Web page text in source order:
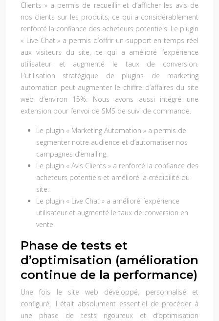
Clients » a permis de recueillir et d’afficher les avis de
nos clients sur les produits, ce qui a considérablement
renforcé la confiance des acheteurs potentiels. Le plugin
« Live Chat » a permis d’offrir un support en temps réel
aux visiteurs du site, ce qui a amélioré l’expérience
utilisateur et augmenté le taux de conversion.
L’utilisation stratégique de plugins de marketing
automation peut augmenter le chiffre d’affaires du site
web d’environ 15%. Nous avons aussi intégré une
extension pour l’envoi de SMS de suivi de commande.
Le plugin « Marketing Automation » a permis de
segmenter notre audience et d’automatiser nos
campagnes d’emailing.
Le plugin « Avis Clients » a renforcé la confiance des
acheteurs potentiels et amélioré la crédibilité du
site.
Le plugin « Live Chat » a amélioré l’expérience
utilisateur et augmenté le taux de conversion en
vente.
Phase de tests et
d’optimisation (amélioration
continue de la performance)
Une fois le site web développé, personnalisé et
configuré, il était absolument essentiel de procéder à
une phase de tests rigoureux et d’optimisation